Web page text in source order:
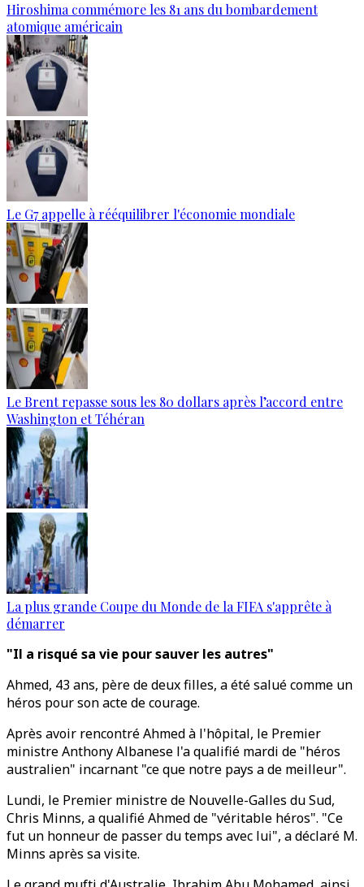
Hiroshima commémore les 81 ans du bombardement
atomique américain
Le G7 appelle à rééquilibrer l'économie mondiale
Le Brent repasse sous les 80 dollars après l’accord entre
Washington et Téhéran
La plus grande Coupe du Monde de la FIFA s'apprête à
démarrer
"Il a risqué sa vie pour sauver les autres"
Ahmed, 43 ans, père de deux filles, a été salué comme un
héros pour son acte de courage.
Après avoir rencontré Ahmed à l'hôpital, le Premier
ministre Anthony Albanese l'a qualifié mardi de "héros
australien" incarnant "ce que notre pays a de meilleur".
Lundi, le Premier ministre de Nouvelle-Galles du Sud,
Chris Minns, a qualifié Ahmed de "véritable héros". "Ce
fut un honneur de passer du temps avec lui", a déclaré M.
Minns après sa visite.